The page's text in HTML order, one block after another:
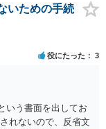
す。 また、前科前歴
とまでは言えず、有
適切に提出すること
が可能な事案と思
。
いための手続
役にたった 3
いう書面を出してお
れないので、反省文